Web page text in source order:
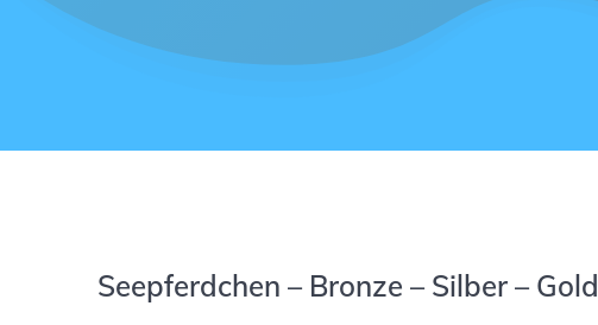
Seepferdchen – Bronze – Silber – Gold